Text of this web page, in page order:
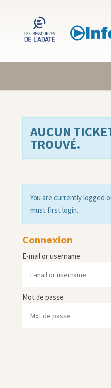
AUCUN
TROUVÉ.
You are currently logged
must first login.
Connexion
E-mail or username
Mot de passe